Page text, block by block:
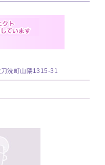
洗町山隈1315-31